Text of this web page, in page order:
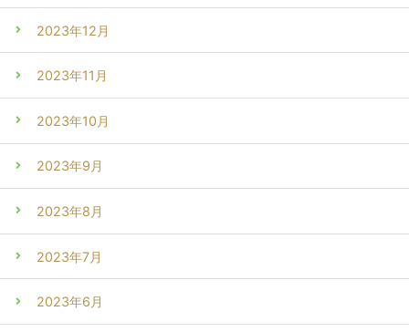
2023年12月
2023年11月
2023年10月
2023年9月
2023年8月
2023年7月
2023年6月